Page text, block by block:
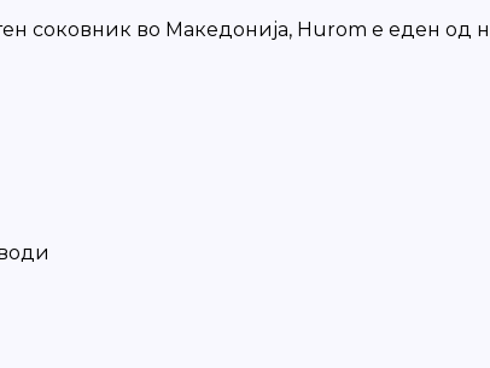
соковник во Македонија, Hurom е еден од